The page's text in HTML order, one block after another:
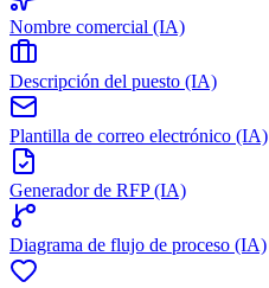
Nombre comercial (IA)
Descripción del puesto (IA)
Plantilla de correo electrónico (IA)
Generador de RFP (IA)
Diagrama de flujo de proceso (IA)